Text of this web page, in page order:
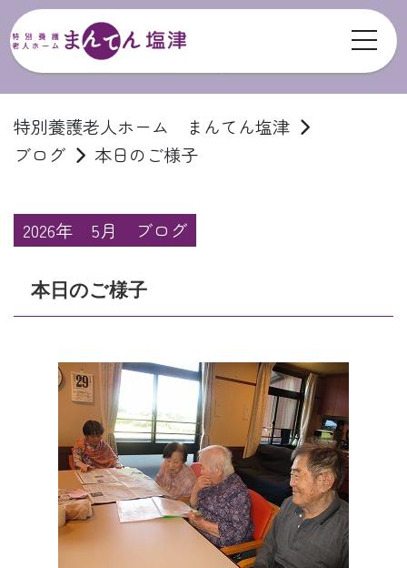
特別養護老人ホーム まんてん塩津
ブログ
本日のご様子
2026年 5月 ブログ
本日のご様子